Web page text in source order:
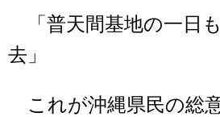
「普天間基地の一日
去」
これが沖縄県民の総